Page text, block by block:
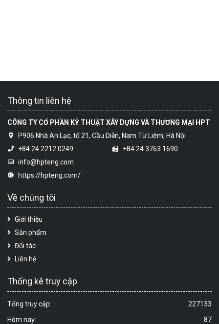
Thông tin liên hệ
CÔNG TY CỔ PHẦN KỸ THUẬT XÂY DỰNG VÀ THƯƠNG MẠI HPT
P906 Nhà An Lạc, tổ 21, Cầu Diễn, Nam Từ Liêm, Hà Nội
+84 24 2212 0249
+84 24 3763 1690
info@hpteng.com
https://hpteng.com/
Về chúng tôi
Giới thiệu
Sản phẩm
Đối tác
Liên hệ
Thống kê truy cập
227133
Tổng truy cập:
87
Hôm nay: